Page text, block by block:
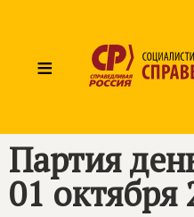
≡
Партия
01 октября